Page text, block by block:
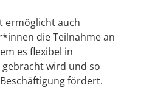
ermöglicht auch
die Teilnahme an
es flexibel in
wird und so
fördert.